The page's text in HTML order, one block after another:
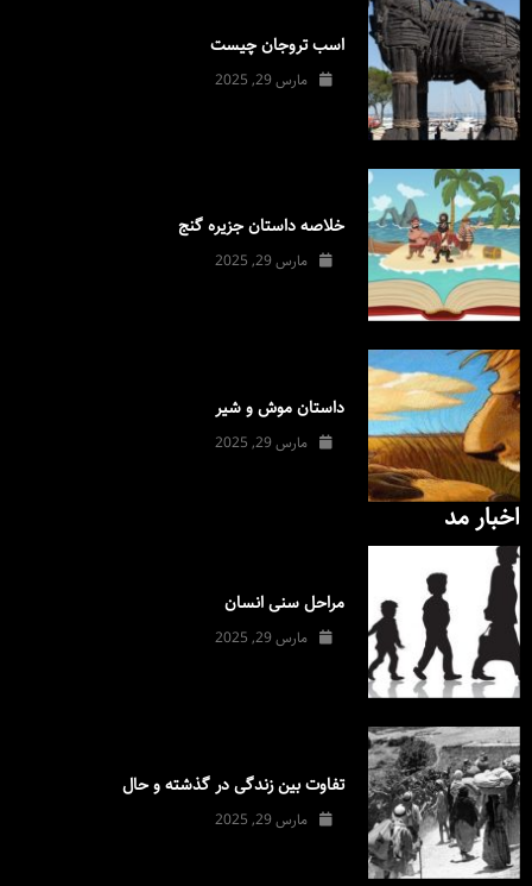
اسب تروجان چیست
مارس 29, 2025
خلاصه داستان جزیره گنج
مارس 29, 2025
داستان موش و شیر
مارس 29, 2025
اخبار مد
مراحل سنی انسان
مارس 29, 2025
تفاوت بین زندگی در گذشته و حال
مارس 29, 2025